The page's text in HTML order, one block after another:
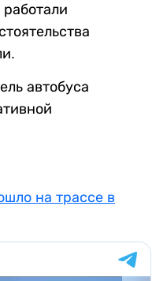
автобуса
на трассе в